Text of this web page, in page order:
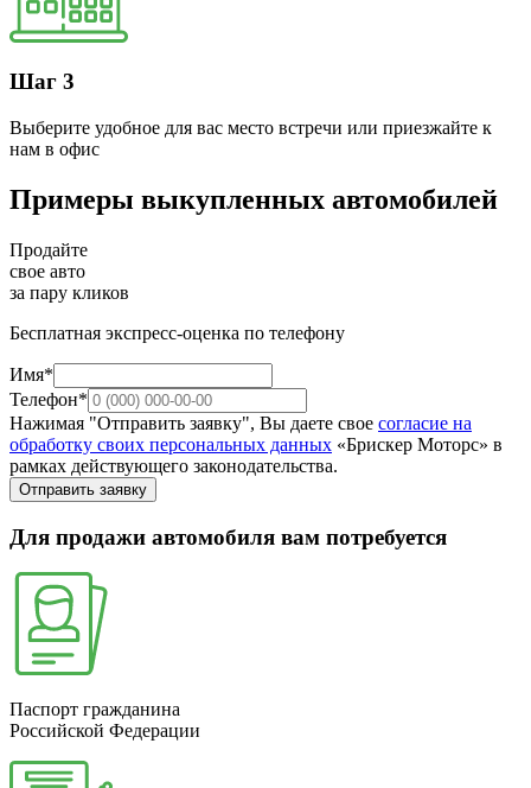
Шаг 3
Выберите удобное для вас место встречи или приезжайте к
нам в офис
Примеры выкупленных автомобилей
Продайте
свое авто
за пару кликов
Бесплатная экспресс-оценка по телефону
Имя*
Телефон*
Нажимая "Отправить заявку", Вы даете свое согласие на
обработку своих персональных данных «Брискер Моторс» в
рамках действующего законодательства.
Отправить заявку
Для продажи автомобиля вам потребуется
Паспорт гражданина
Российской Федерации